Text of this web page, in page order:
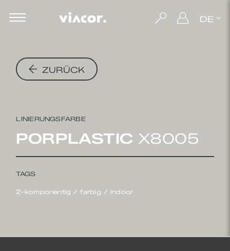
DE
ZURÜCK
LINIERUNGSFARBE
PORPLASTIC X8005
TAGS
2-komponentig farbig indoor